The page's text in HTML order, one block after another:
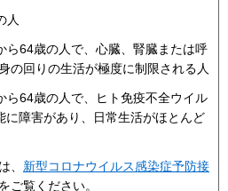
人
ら64歳の人で、心臓、腎臓または呼
の回りの生活が極度に制限される人
ら64歳の人で、ヒト免疫不全ウイル
に障害があり、日常生活がほとんど
、 新型コロナウイルス感染症予防接
をご覧ください。